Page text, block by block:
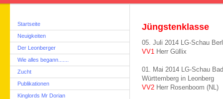
Startseite
Neuigkeiten
Der Leonberger
Wie alles begann.......
Zucht
Publikationen
Kinglords Mr Dorian
Jüngstenklasse
05. Juli 2014 LG-Schau
VV1 Herr Güllix
01. Mai 2014 LG-Schau
Württemberg in Leonberg
VV2 Herr Rosenboom (NL)